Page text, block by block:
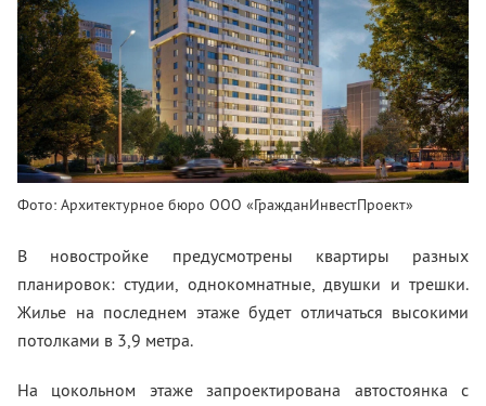
Фото: Архитектурное бюро ООО «ГражданИнвестПроект»
В новостройке предусмотрены квартиры разных
планировок: студии, однокомнатные, двушки и трешки.
Жилье на последнем этаже будет отличаться высокими
потолками в 3,9 метра.
На цокольном этаже запроектирована автостоянка с